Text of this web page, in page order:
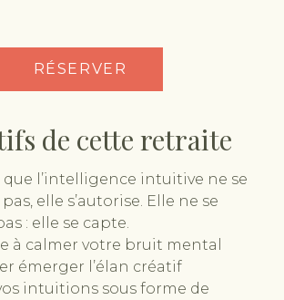
RÉSERVER
de cette retraite
que l’intelligence intuitive ne se
elle s’autorise. Elle ne se
: elle se capte.
à calmer votre bruit mental
émerger l’élan créatif
intuitions sous forme de